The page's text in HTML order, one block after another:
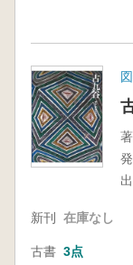
新刊 在庫なし
古書 3点